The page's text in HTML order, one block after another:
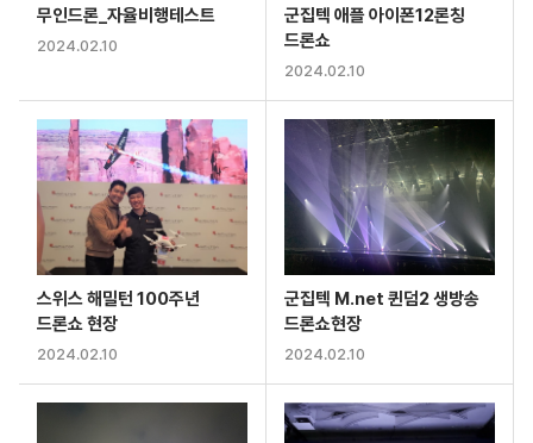
무인드론_자율비행테스트
2024.02.10
군집텍 애플 아이폰12론칭
드론쇼
2024.02.10
스위스 해밀턴 100주년
드론쇼 현장
2024.02.10
군집텍 M.net 퀸덤2 생방송
드론쇼현장
2024.02.10